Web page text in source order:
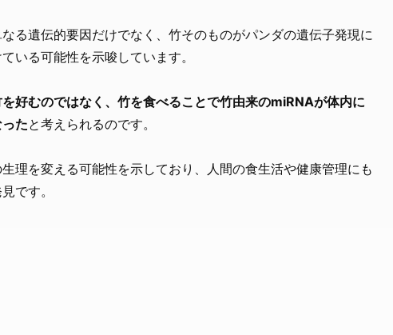
る遺伝的要因だけでなく、竹そのものがパンダの遺伝子発現に
いる可能性を示唆しています。
好むのではなく、竹を食べることで竹由来のmiRNAが体内に
たと考えられるのです。
理を変える可能性を示しており、人間の食生活や健康管理にも
です。